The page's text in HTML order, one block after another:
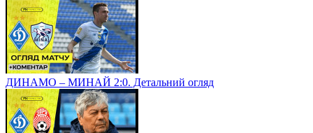
ДИНАМО – МИНАЙ 2:0. Детальний огляд